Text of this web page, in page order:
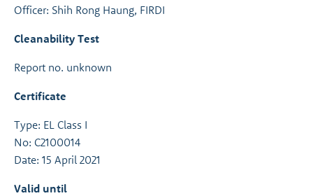
Officer: Shih Rong Haung, FIRDI
Cleanability Test
Report no. unknown
Certificate
Type: EL Class I
No: C2100014
Date: 15 April 2021
Valid until